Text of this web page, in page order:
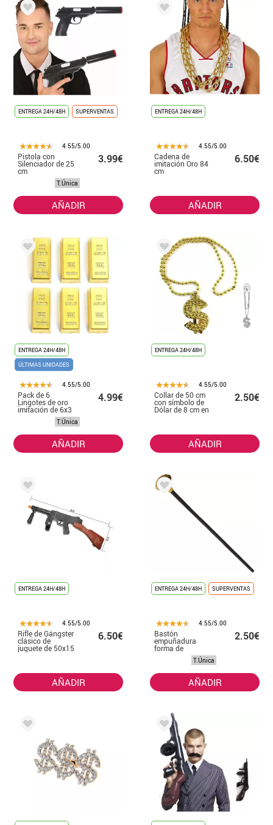
ENTREGA 24H/48H SUPERVENTAS
4.55/5.00
Pistola con
Silenciador de 25
cm
3.99€
T.Única
AÑADIR
ENTREGA 24H/48H
4.55/5.00
Cadena de
imitación Oro 84
cm
6.50€
AÑADIR
ENTREGA 24H/48H
ÚLTIMAS UNIDADES
4.55/5.00
Pack de 6
Lingotes de oro
imitación de 6x3
4.99€
T.Única
AÑADIR
ENTREGA 24H/48H
4.55/5.00
Collar de 50 cm
con símbolo de
Dólar de 8 cm en
2.50€
AÑADIR
ENTREGA 24H/48H
4.55/5.00
Rifle de Gángster
clásico de
juguete de 50x15
cm
6.50€
AÑADIR
ENTREGA 24H/48H SUPERVENTAS
4.55/5.00
Bastón
empuñadura
forma de
Diamante de 90
2.50€
T.Única
AÑADIR